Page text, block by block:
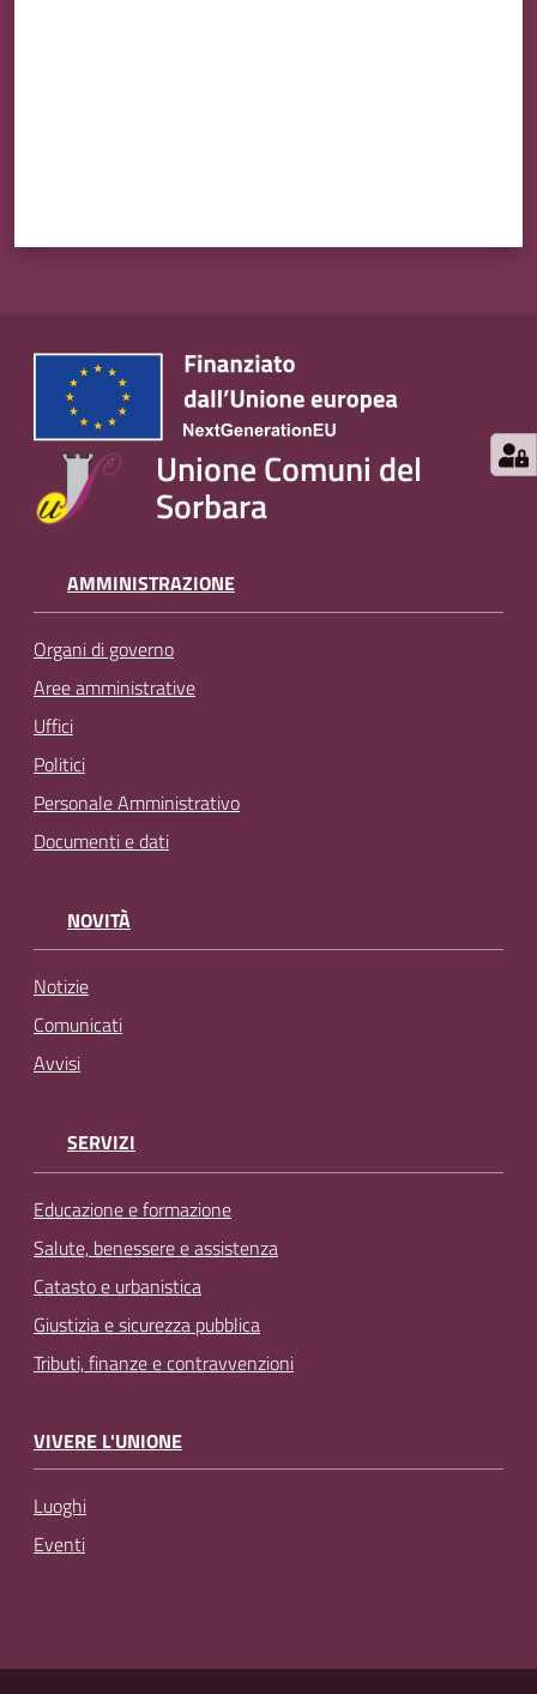
Unione Comuni del
Sorbara
AMMINISTRAZIONE
Organi di governo
Aree amministrative
Uffici
Politici
Personale Amministrativo
Documenti e dati
NOVITÀ
Notizie
Comunicati
Avvisi
SERVIZI
Educazione e formazione
Salute, benessere e assistenza
Catasto e urbanistica
Giustizia e sicurezza pubblica
Tributi, finanze e contravvenzioni
VIVERE L'UNIONE
Luoghi
Eventi